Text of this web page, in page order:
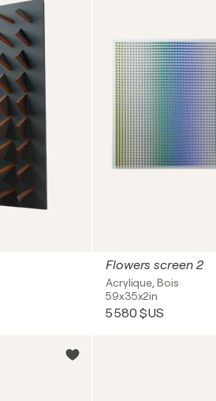
Flowers screen 2
Acrylique, Bois
59x35x2in
5 580 $US